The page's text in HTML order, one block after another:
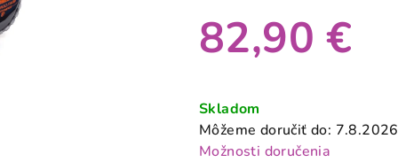
hviezdičiek.
82,90 €
cena:
Skladom
Môžeme doručiť do: 7.8.2026
Možnosti doručenia